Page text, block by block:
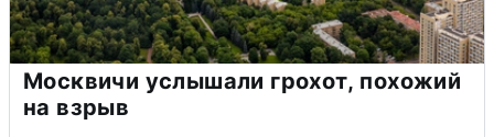
Москвичи услышали грохот, похожий
на взрыв